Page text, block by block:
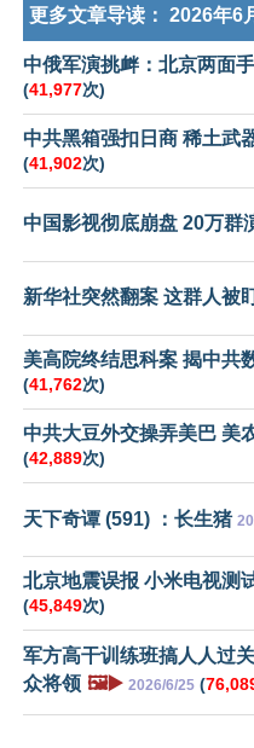
更多文章导读： 2026年6
中俄军演挑衅：北京两面
(41,977次)
中共黑箱强扣日商 稀土武
(41,902次)
中国影视彻底崩盘 20万群
新华社突然翻案 这群人被
美高院终结思科案 揭中共
(41,762次)
中共大豆外交操弄美巴 美
(42,889次)
天下奇谭 (591) ：长生猪
北京地震误报 小米电视测
(45,849次)
军方高干训练班搞人人过
众将领 🖼️▶️ 2026/6/25 (